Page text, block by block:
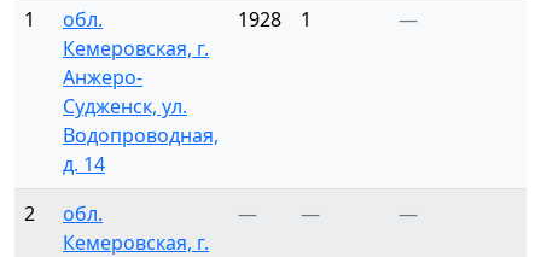
1
обл.
Кемеровская, г.
Анжеро-
Судженск, ул.
Водопроводная,
д. 14
1928 1 —
2
обл.
Кемеровская, г.
— — —